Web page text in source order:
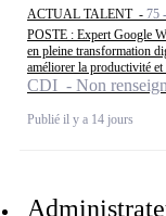
ACTUAL TALENT - 75
POSTE : Expert Google
en pleine transformation
améliorer la productivité et
CDI - Non
Publié il y a 14 jours